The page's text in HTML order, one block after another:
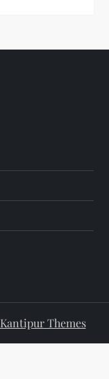
Kantipur Themes